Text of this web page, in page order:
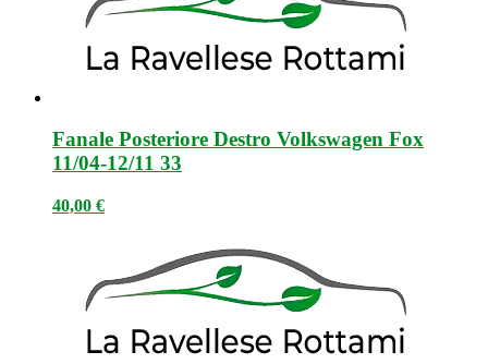
Fanale Posteriore Destro Volkswagen Fox
11/04-12/11 33
40,00 €